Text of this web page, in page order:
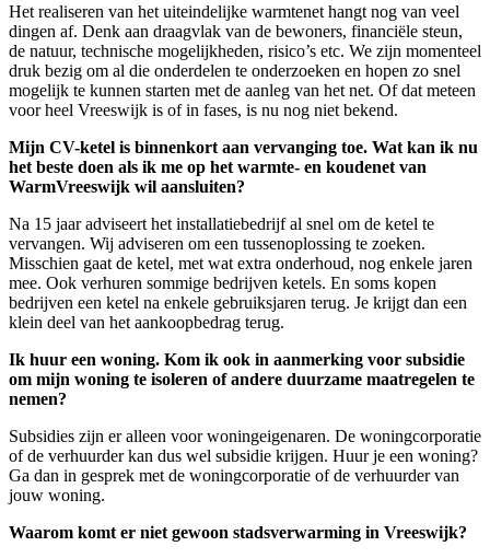
Het realiseren van het uiteindelijke warmtenet hangt nog van veel
dingen af. Denk aan draagvlak van de bewoners, financiële steun,
de natuur, technische mogelijkheden, risico’s etc. We zijn momenteel
druk bezig om al die onderdelen te onderzoeken en hopen zo snel
mogelijk te kunnen starten met de aanleg van het net. Of dat meteen
voor heel Vreeswijk is of in fases, is nu nog niet bekend.
Mijn CV-ketel is binnenkort aan vervanging toe. Wat kan ik nu
het beste doen als ik me op het warmte- en koudenet van
WarmVreeswijk wil aansluiten?
Na 15 jaar adviseert het installatiebedrijf al snel om de ketel te
vervangen. Wij adviseren om een tussenoplossing te zoeken.
Misschien gaat de ketel, met wat extra onderhoud, nog enkele jaren
mee. Ook verhuren sommige bedrijven ketels. En soms kopen
bedrijven een ketel na enkele gebruiksjaren terug. Je krijgt dan een
klein deel van het aankoopbedrag terug.
Ik huur een woning. Kom ik ook in aanmerking voor subsidie
om mijn woning te isoleren of andere duurzame maatregelen te
nemen?
Subsidies zijn er alleen voor woningeigenaren. De woningcorporatie
of de verhuurder kan dus wel subsidie krijgen. Huur je een woning?
Ga dan in gesprek met de woningcorporatie of de verhuurder van
jouw woning.
Waarom komt er niet gewoon stadsverwarming in Vreeswijk?